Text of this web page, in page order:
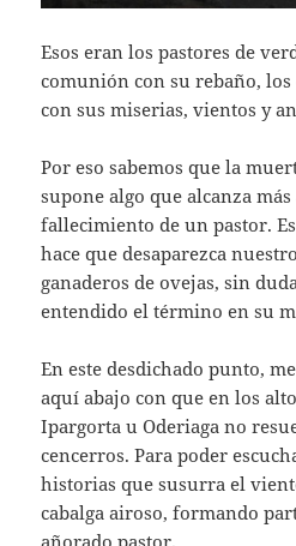
Esos eran los pastores de
comunión con su rebaño,
con sus miserias, vientos y
Por eso sabemos que la
supone algo que alcanza
fallecimiento de un pastor.
hace que desaparezca
ganaderos de ovejas, sin
entendido el término en su
En este desdichado punto,
aquí abajo con que en los
Ipargorta u Oderiaga no
cencerros. Para poder
historias que susurra el
cabalga airoso, formando